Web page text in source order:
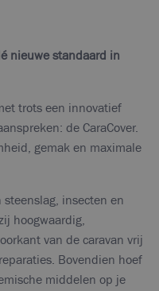
nieuwe standaard in
trots een innovatief
de CaraCover.
gemak en maximale
steenslag, insecten en
hoogwaardig,
van de caravan vrij
Bovendien hoef
middelen op je